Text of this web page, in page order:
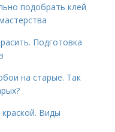
подобрать клей
Подготовка
на старые. Так
Виды